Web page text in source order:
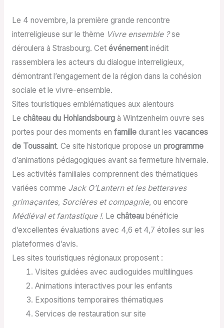
Le 4 novembre, la première grande rencontre
interreligieuse sur le thème Vivre ensemble ?se
déroulera à Strasbourg. Cet événementinédit
rassemblera les acteurs du dialogue interreligieux,
démontrant l’engagement de la région dans la cohésion
sociale et le vivre-ensemble.
Sites touristiques emblématiques aux alentours
Le château du Hohlandsbourgà Wintzenheim ouvre ses
portes pour des moments en familledurant les vacances
de Toussaint. Ce site historique propose un programme
d’animations pédagogiques avant sa fermeture hivernale.
Les activités familiales comprennent des thématiques
variées comme Jack O’Lantern et les betteraves
grimaçantes, Sorcières et compagnie, ou encore
Médiéval et fantastique !. Le châteaubénéficie
d’excellentes évaluations avec 4,6 et 4,7 étoiles sur les
plateformes d’avis.
Les sites touristiques régionaux proposent :
Visites guidées avec audioguides multilingues
Animations interactives pour les enfants
Expositions temporaires thématiques
Services de restauration sur site